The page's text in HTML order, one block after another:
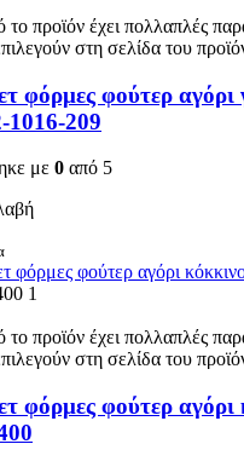
το προϊόν έχει πολλαπλές
στη σελίδα του
φόρμες φούτερ αγόρι
1016-209
με 0 από 5
το προϊόν έχει πολλαπλές
στη σελίδα του
φόρμες φούτερ